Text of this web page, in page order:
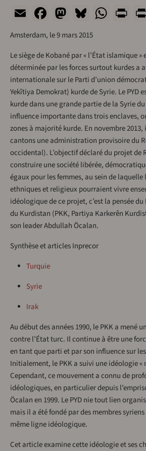
EmailFacebook
Mastodon
Bluesky
Amsterdam, le 9 mars 2015
Le siège de Kobané par « l’État islamique »
déterminée par les forces surtout kurdes a
internationale sur le Parti d’union
Yekîtiya Demokrat) kurde de Syrie. Le PYD
kurde dans une grande partie de la Syrie
influence importante dans trois enclaves,
zones à majorité kurde. En novembre
cantons une administration provisoire du
occidental). L’objectif déclaré du projet de
construire une société libérée,
égaux pour les femmes, au sein de laquelle
ethniques et religieux pourraient vivre
idéologique de ce projet, c’est la pensée
du Kurdistan (PKK, Partiya Karkerên
son leader Abdullah Öcalan.
Synthèse et articles Inprecor
Turquie
Syrie
Irak
Au début des années 1990, le PKK a mené
contre l’État turc. Il continue à être une
en tant que parti et par son influence sur
Initialement, le PKK a suivi une idéologie «
Cependant, ce mouvement a connu de
idéologiques, en particulier depuis
Öcalan en 1999. Le PYD nie tout lien
mais il a été fondé par des membres
même ligne idéologique.
Cet article examine cette idéologie et ses